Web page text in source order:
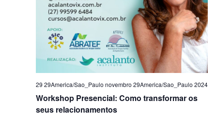
29 29America/Sao_Paulo novembro 29America/Sao_Paulo 2024
Workshop Presencial: Como transformar os
seus relacionamentos